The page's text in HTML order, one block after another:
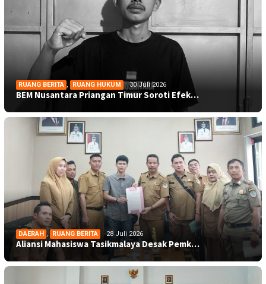
RUANG BERITA , RUANG HUKUM 30 Juli 2026
BEM Nusantara Priangan Timur Soroti Efek…
DAERAH , RUANG BERITA 28 Juli 2026
Aliansi Mahasiswa Tasikmalaya Desak Pemk…